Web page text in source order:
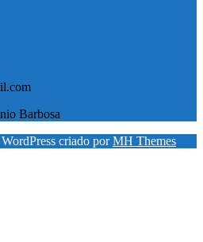
Barbosa
criado porMH Themes